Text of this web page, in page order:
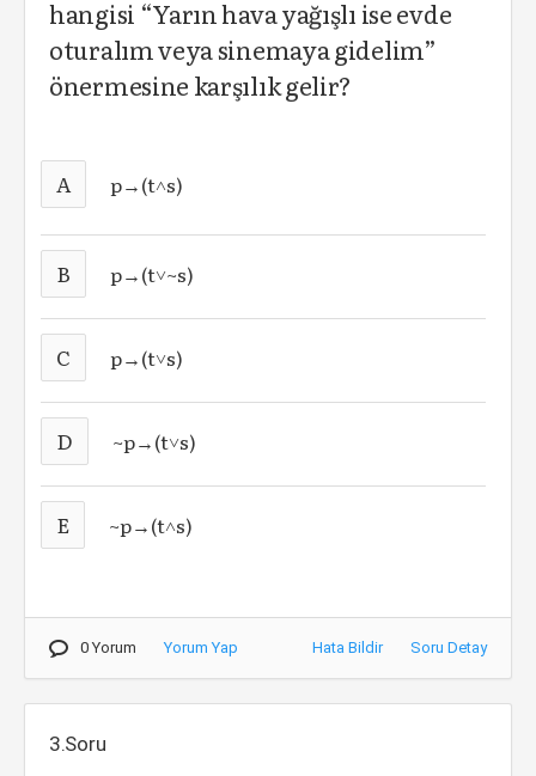
hangisi “Yarın hava yağışlı ise evde
oturalım veya sinemaya gidelim”
önermesine karşılık gelir?
A p→(t˄s)
B p→(t˅~s)
C p→(t˅s)
D ~p→(t˅s)
E ~p→(t˄s)
0 Yorum Yorum Yap Hata Bildir Soru Detay
3.Soru